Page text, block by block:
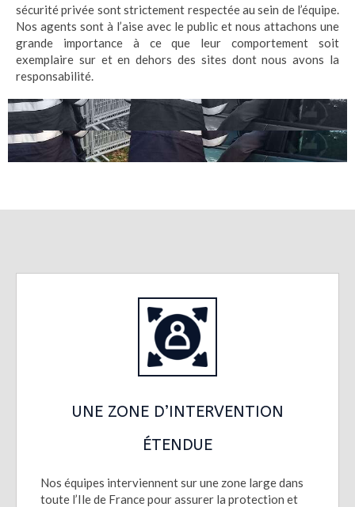
sécurité privée sont strictement respectée au sein de l’équipe.
Nos agents sont à l’aise avec le public et nous attachons une
grande importance à ce que leur comportement soit
exemplaire sur et en dehors des sites dont nous avons la
responsabilité.
UNE ZONE D’INTERVENTION
ÉTENDUE
Nos équipes interviennent sur une zone large dans
toute l’Ile de France pour assurer la protection et